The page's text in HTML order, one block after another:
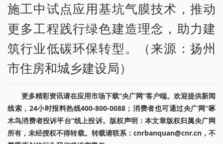
施工中试点应用基坑气膜技术，推动
更多工程践行绿色建造理念，助力建
筑行业低碳环保转型。（来源：扬州
市住房和城乡建设局）
更多精彩资讯请在应用市场下载“央广网”客户端。欢迎提供新闻
线索，24小时报料热线400-800-0088；消费者也可通过央广网“啄
木鸟消费者投诉平台”线上投诉。版权声明：本文章版权归属央广网
所有，未经授权不得转载。转载请联系：cnrbanquan@cnr.cn，不